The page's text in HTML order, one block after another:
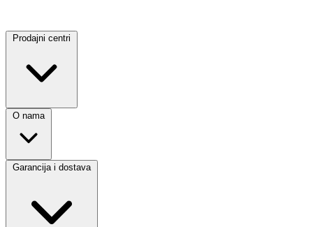
Prodajni centri
O nama
Garancija i dostava